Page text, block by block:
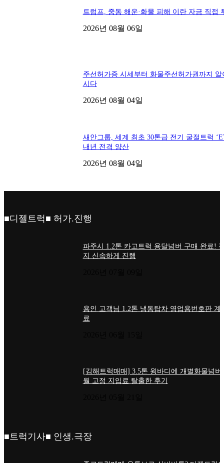
트럼프, 중동 해운·화물 피해 이란 자금 직접
2026년 08월 06일
주선허가증 시세부터 화물주선허가권까지 알
시다
2026년 08월 04일
새안그룹, 세계 최초 30톤급 전기 굴절트럭
내년 전격 양산
2026년 08월 04일
■디젤트럭■ 허가.진행
파주시 1.2톤 카고트럭 용달넘버 구매 완료!
지 신속하게 진행
용인 고객님 1.2톤 냉동탑차 영업용번호판 계
료
[김해트럭매매] 3.5톤 윙바디에 개별화물넘버
월 고정 지입료 탈출한 후기
■트럭기사■ 인생.극장